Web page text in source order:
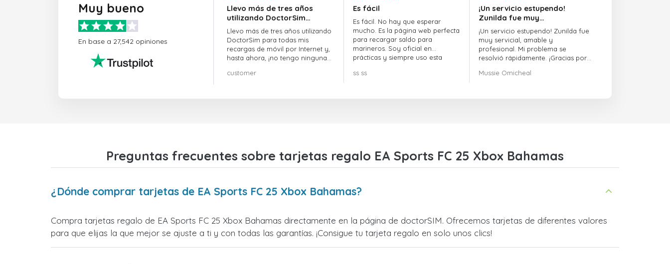
Muy bueno
En base a 27,542 opiniones
Llevo más de tres años
utilizando DoctorSim…
Llevo más de tres años utilizando
DoctorSim para todas mis
recargas de móvil por Internet y,
hasta ahora, ¡no tengo ninguna
customer
Es fácil
Es fácil. No hay que esperar
mucho. Es la página web perfecta
para recargar saldo para
marineros. Soy oficial en
prácticas y siempre uso esta
ss ss
¡Un servicio estupendo!
Zunilda fue muy…
¡Un servicio estupendo! Zunilda fue
muy servicial, amable y
profesional. Mi problema se
resolvió rápidamente. ¡Gracias por
Mussie Omicheal
Preguntas frecuentes sobre tarjetas regalo EA Sports FC 25 Xbox Bahamas
¿Dónde comprar tarjetas de EA Sports FC 25 Xbox Bahamas?
Compra tarjetas regalo de EA Sports FC 25 Xbox Bahamas directamente en la página de doctorSIM. Ofrecemos tarjetas de diferentes valores
para que elijas la que mejor se ajuste a ti y con todas las garantías. ¡Consigue tu tarjeta regalo en solo unos clics!